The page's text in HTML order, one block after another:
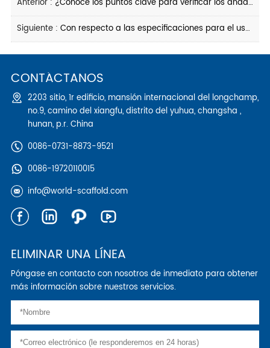
Siguiente : Con respecto a las especificaciones para el uso del andamio
CONTÁCTANOS
2203 sitio, 1r edificio, mansión internacional del longchamp,
no.9, camino del xiangfu, distrito del yuhua, changsha ,
hunan, p.r. China
0086-0731-8873-9521
0086-19720110015
info@world-scaffold.com
ELIMINAR UNA LÍNEA
Póngase en contacto con nosotros de inmediato para obtener
más información sobre nuestros servicios.